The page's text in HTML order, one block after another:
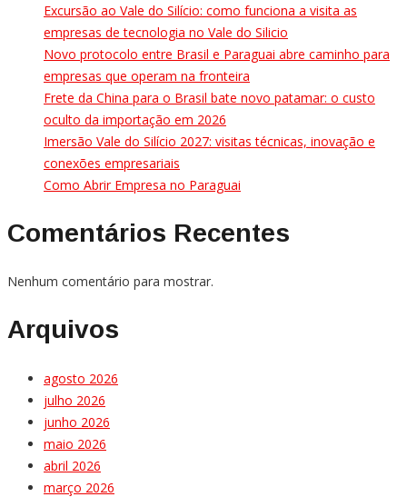
Excursão ao Vale do Silício: como funciona a visita as
empresas de tecnologia no Vale do Silicio
Novo protocolo entre Brasil e Paraguai abre caminho para
empresas que operam na fronteira
Frete da China para o Brasil bate novo patamar: o custo
oculto da importação em 2026
Imersão Vale do Silício 2027: visitas técnicas, inovação e
conexões empresariais
Como Abrir Empresa no Paraguai
Comentários Recentes
Nenhum comentário para mostrar.
Arquivos
agosto 2026
julho 2026
junho 2026
maio 2026
abril 2026
março 2026